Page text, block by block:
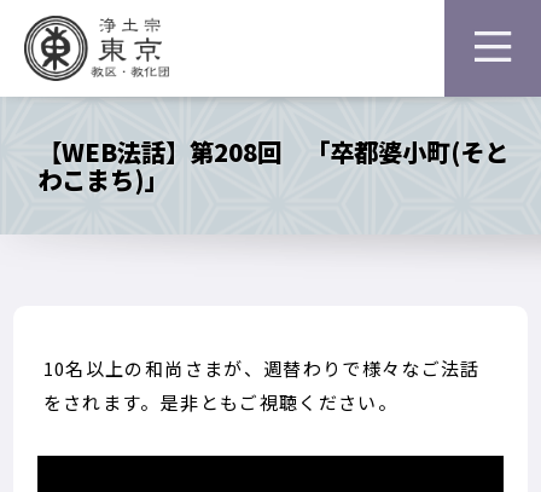
【WEB法話】第208回 「卒都婆小町(そと
わこまち)」
10名以上の和尚さまが、週替わりで様々なご法話
をされます。是非ともご視聴ください。